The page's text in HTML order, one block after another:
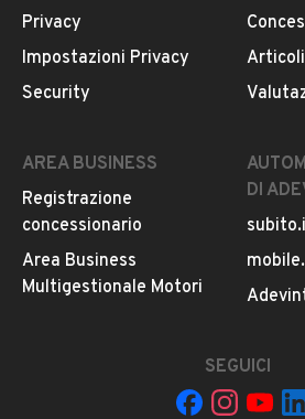
Gv automobili propone in vendita
1.4 120cv Benzina
INFORMAZIONI VEICOLO
DATI BASE CONSUMI
Tipologia
Privacy
Impostazioni Privacy
Security
AREA BUSINESS
Registrazione
concessionario
Area Business
Multigestionale Motori
DI
SEGUICI